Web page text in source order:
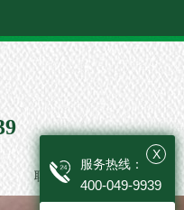
联系我们
X
服务热线：
400-049-9939